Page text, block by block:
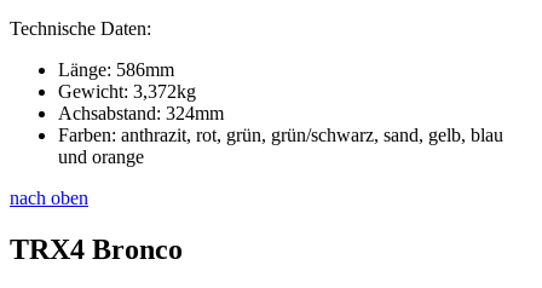
Technische Daten:
Länge: 586mm
Gewicht: 3,372kg
Achsabstand: 324mm
Farben: anthrazit, rot, grün, grün/schwarz, sand, gelb, blau
und orange
nach oben
TRX4 Bronco